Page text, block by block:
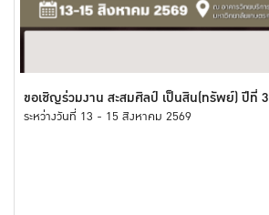
ขอเชิญร่วมงาน สะสมศิลป์ เป็นสิน(ทรัพย์) ปีที่ 3
ระหว่างวันที่ 13 - 15 สิงหาคม 2569